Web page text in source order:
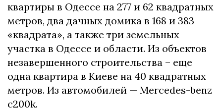
квартиры в Одессе на 277 и 62 квадратных
метров, два дачных домика в 168 и 383
«квадрата», а также три земельных
участка в Одессе и области. Из объектов
незавершенного строительства – еще
одна квартира в Киеве на 40 квадратных
метров. Из автомобилей — Мercedes-benz
c200k.